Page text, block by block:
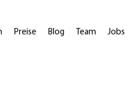
Preise Blog Team Jobs